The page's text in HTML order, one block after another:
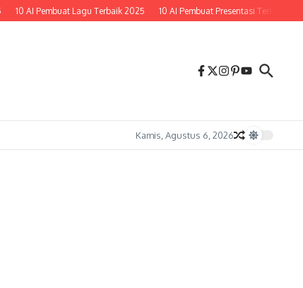
10 AI Pembuat Lagu Terbaik 2025 10 AI Pembuat Presentasi Terbaik 2025
Kamis, Agustus 6, 2026